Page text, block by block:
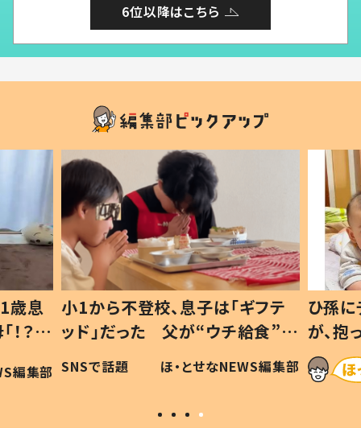
6位以降はこちら
歳息
？」
編集部
小1から不登校、息子は「ギフテ
ッド」だった 父が“ウチ給食”を
作り続ける理由とは #令和の親
#令和の子
SNSで話題 ほ・とせなNEWS編集部
ひ孫
が、
「涙が
い」